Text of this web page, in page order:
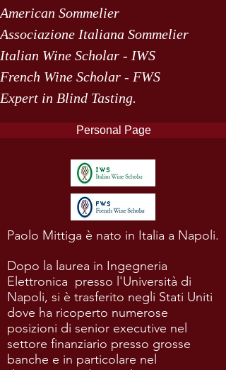
American Sommelier
Associazione Italiana Sommelier
Italian Wine Scholar - IWS
French Wine Scholar - FWS
Expert in Blind Tasting.
Personal Page
Paolo Mittiga è nato in Italia a Napoli.
Dopo la laurea in Ingegneria
Elettronica presso l'Università di
Napoli, si è trasferito negli Stati Uniti
dove ha ricoperto numerose
posizioni di senior executive nel
settore finanziario presso grosse
banche e in particolare nel